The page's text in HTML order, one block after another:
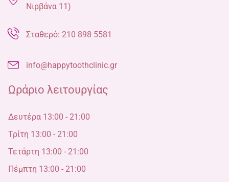
Νιρβάνα 11)
Σταθερό: 210 898 5581
info@happytoothclinic.gr
Ωράριο λειτουργίας
Δευτέρα 13:00 - 21:00
Τρίτη 13:00 - 21:00
Τετάρτη 13:00 - 21:00
Πέμπτη 13:00 - 21:00